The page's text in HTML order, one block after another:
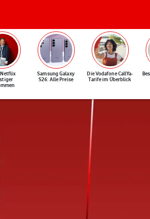
Netflix
Samsung Galaxy
S26: Alle Preise
Die Vodafone CallYa-
Tarife im Überblick